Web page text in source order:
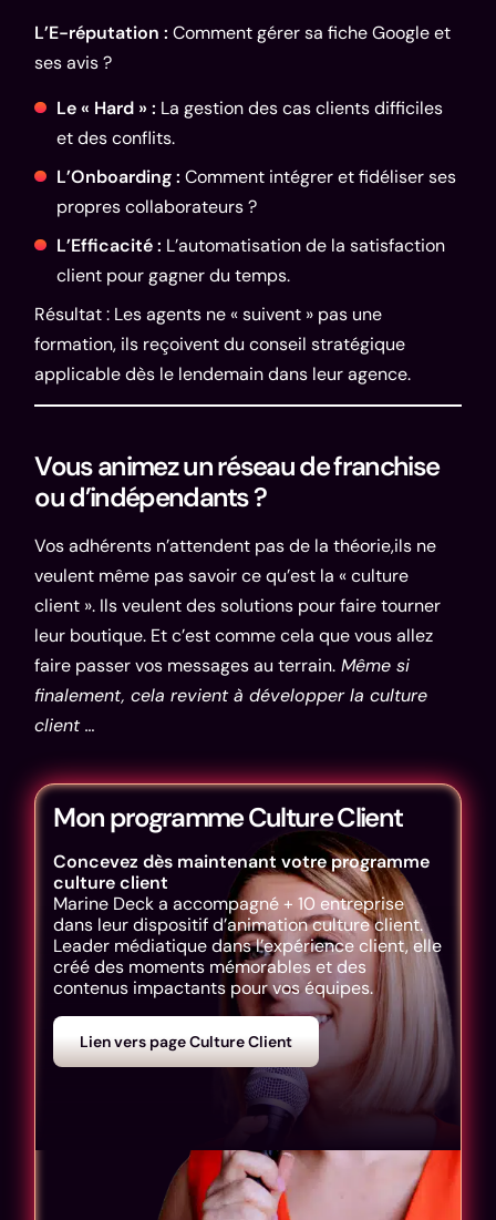
L’E-réputation : Comment gérer sa fiche Google et
ses avis ?
Le « Hard » : La gestion des cas clients difficiles
et des conflits.
L’Onboarding : Comment intégrer et fidéliser ses
propres collaborateurs ?
L’Efficacité : L’automatisation de la satisfaction
client pour gagner du temps.
Résultat : Les agents ne « suivent » pas une
formation, ils reçoivent du conseil stratégique
applicable dès le lendemain dans leur agence.
Vous animez un réseau de franchise
ou d’indépendants ?
Vos adhérents n’attendent pas de la théorie,ils ne
veulent même pas savoir ce qu’est la « culture
client ». Ils veulent des solutions pour faire tourner
leur boutique. Et c’est comme cela que vous allez
faire passer vos messages au terrain. Même si
finalement, cela revient à développer la culture
client …
Mon programme Culture Client
Concevez dès maintenant votre programme
culture client
Marine Deck a accompagné + 10 entreprise
dans leur dispositif d’animation culture client.
Leader médiatique dans l’expérience client, elle
créé des moments mémorables et des
contenus impactants pour vos équipes.
Lien vers page Culture Client